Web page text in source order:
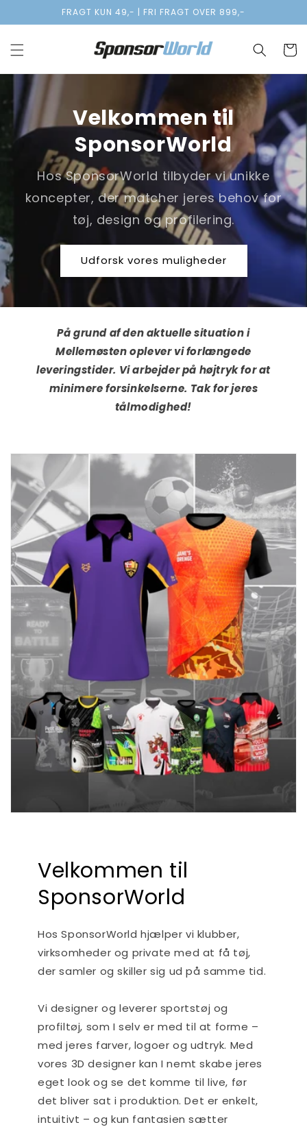
indhold
FRAGT KUN 49,- | FRI FRAGT OVER 899,-
Velkommen til
SponsorWorld
Hos SponsorWorld tilbyder vi unikke
koncepter, der matcher jeres behov for
tøj, design og profilering.
Udforsk vores muligheder
På grund af den aktuelle situation i
Mellemøsten oplever vi forlængede
leveringstider. Vi arbejder på højtryk for at
minimere forsinkelserne. Tak for jeres
tålmodighed!
Velkommen til
SponsorWorld
Hos SponsorWorld hjælper vi klubber,
virksomheder og private med at få tøj,
der samler og skiller sig ud på samme tid.
Vi designer og leverer sportstøj og
profiltøj, som I selv er med til at forme –
med jeres farver, logoer og udtryk. Med
vores 3D designer kan I nemt skabe jeres
eget look og se det komme til live, før
det bliver sat i produktion. Det er enkelt,
intuitivt – og kun fantasien sætter